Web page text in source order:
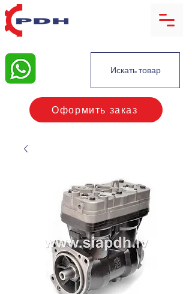
Искать товар
Оформить заказ